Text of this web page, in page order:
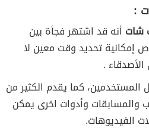
:
شات أنه قد اشتهر فجأة بين
إمكانية تحديد وقت معين لا
.
المستخدمين، كما يقدم الكثير من
والمسابقات وأدوات اخرى يمكن
الفيديوهات.